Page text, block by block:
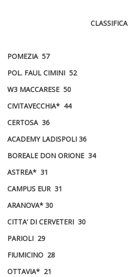
CLASSIFICA
POMEZIA 57
POL. FAUL CIMINI 52
W3 MACCARESE 50
CIVITAVECCHIA* 44
CERTOSA 36
ACADEMY LADISPOLI 36
BOREALE DON ORIONE 34
ASTREA* 31
CAMPUS EUR 31
ARANOVA* 30
CITTA’ DI CERVETERI 30
PARIOLI 29
FIUMICINO 28
OTTAVIA* 21